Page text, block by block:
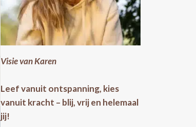
Visie van Karen
Leef vanuit ontspanning, kies
vanuit kracht – blij, vrij en helemaal
jij!